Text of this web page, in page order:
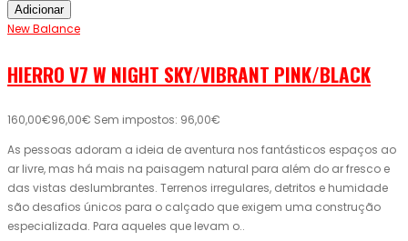
Adicionar
New Balance
HIERRO V7 W NIGHT SKY/VIBRANT PINK/BLACK
160,00€96,00€ Sem impostos: 96,00€
As pessoas adoram a ideia de aventura nos fantásticos espaços ao
ar livre, mas há mais na paisagem natural para além do ar fresco e
das vistas deslumbrantes. Terrenos irregulares, detritos e humidade
são desafios únicos para o calçado que exigem uma construção
especializada. Para aqueles que levam o..